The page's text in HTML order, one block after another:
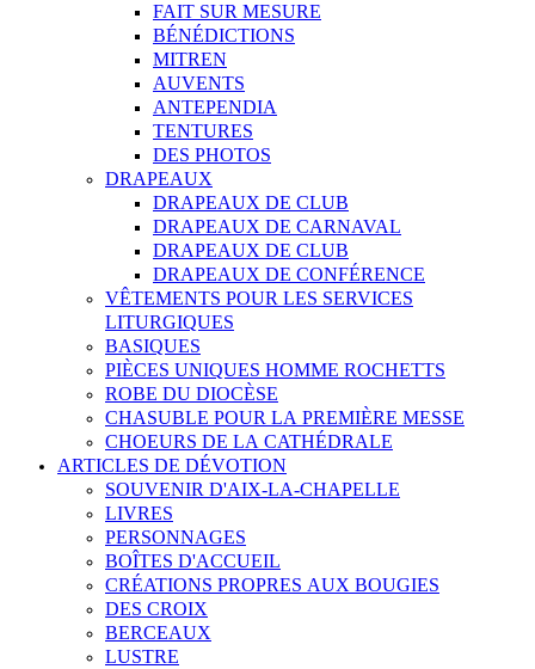
FAIT SUR MESURE
BÉNÉDICTIONS
MITREN
AUVENTS
ANTEPENDIA
TENTURES
DES PHOTOS
DRAPEAUX
DRAPEAUX DE CLUB
DRAPEAUX DE CARNAVAL
DRAPEAUX DE CLUB
DRAPEAUX DE CONFÉRENCE
VÊTEMENTS POUR LES SERVICES
LITURGIQUES
BASIQUES
PIÈCES UNIQUES HOMME ROCHETTS
ROBE DU DIOCÈSE
CHASUBLE POUR LA PREMIÈRE MESSE
CHOEURS DE LA CATHÉDRALE
ARTICLES DE DÉVOTION
SOUVENIR D'AIX-LA-CHAPELLE
LIVRES
PERSONNAGES
BOÎTES D'ACCUEIL
CRÉATIONS PROPRES AUX BOUGIES
DES CROIX
BERCEAUX
LUSTRE